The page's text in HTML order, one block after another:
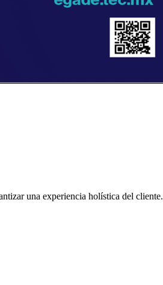
una experiencia holística del cliente.